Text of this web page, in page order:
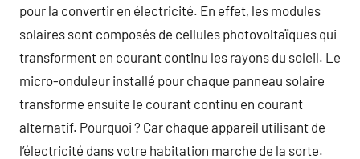
pour la convertir en électricité. En effet, les modules
solaires sont composés de cellules photovoltaïques qui
transforment en courant continu les rayons du soleil. Le
micro-onduleur installé pour chaque panneau solaire
transforme ensuite le courant continu en courant
alternatif. Pourquoi ? Car chaque appareil utilisant de
l’électricité dans votre habitation marche de la sorte.